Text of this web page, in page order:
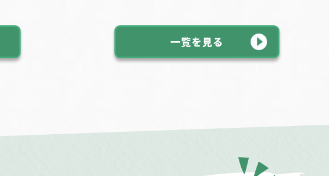
一覧を見る